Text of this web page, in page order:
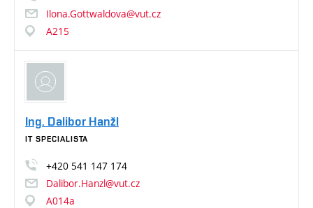
Ilona.Gottwaldova@vut.cz
A215
Ing. Dalibor Hanžl
IT SPECIALISTA
+420 541 147 174
Dalibor.Hanzl@vut.cz
A014a